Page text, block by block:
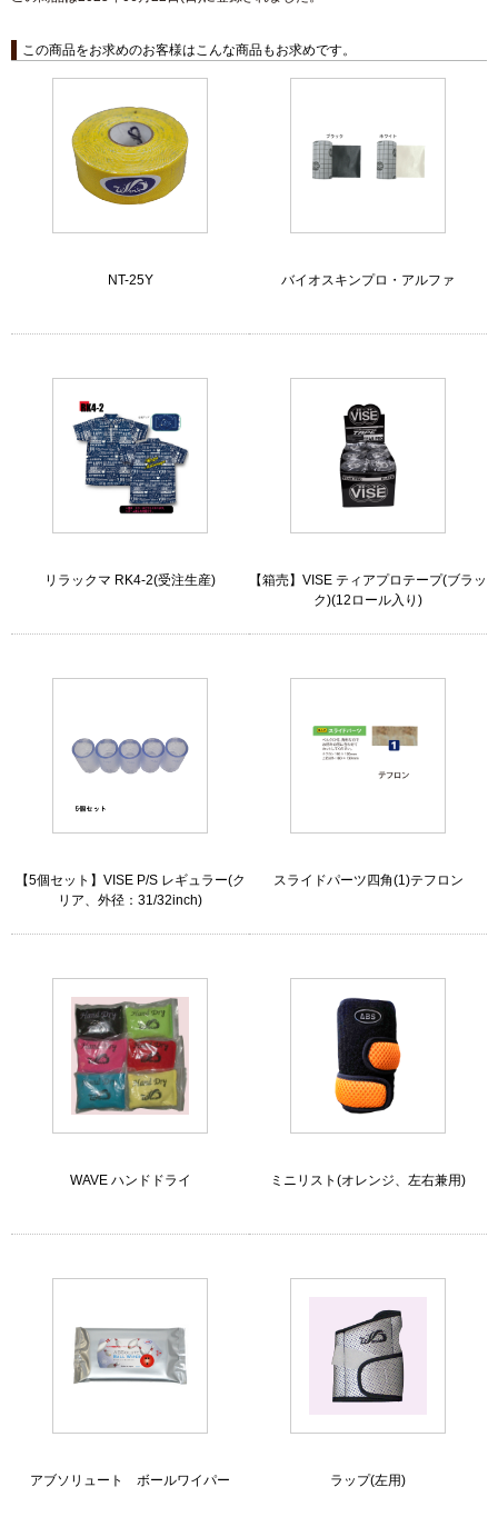
この商品をお求めのお客様はこんな商品もお求めです。
NT-25Y バイオスキンプロ・アルファ
リラックマ RK4-2(受注生産)
【箱売】VISE ティアプロテープ(ブラッ
ク)(12ロール入り)
【5個セット】VISE P/S レギュラー(ク
リア、外径：31/32inch)
スライドパーツ四角(1)テフロン
WAVE ハンドドライ ミニリスト(オレンジ、左右兼用)
アブソリュート ボールワイパー ラップ(左用)